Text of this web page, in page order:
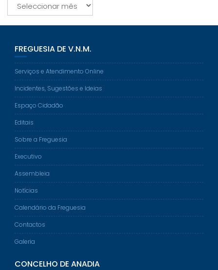
FREGUESIA DE V.N.M.
Serviços e Atendimento Online
Incidentes, Sugestões e Ideias
Espaço Cidadão
Editais
Sobre a Freguesia
Executivo
Assembleia
Notícias
Calendário da Freguesia
Contactos
Galeria
CONCELHO DE ANADIA